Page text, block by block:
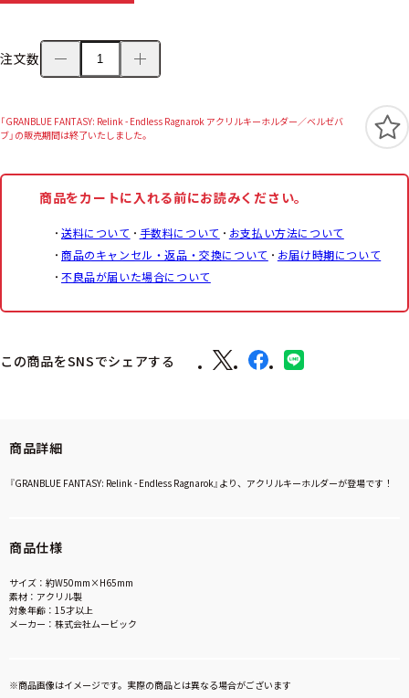
注文数
「GRANBLUE FANTASY: Relink - Endless Ragnarok アクリルキーホルダー／ベルゼバ
ブ」の販売期間は終了いたしました。
商品をカートに入れる前にお読みください。
送料について 手数料について
お支払い方法について
商品のキャンセル・返品・交換について
お届け時期について
不良品が届いた場合について
この商品をSNSでシェアする
商品詳細
『GRANBLUE FANTASY: Relink - Endless Ragnarok』より、アクリルキーホルダーが登場です！
商品仕様
サイズ：約W50mm×H65mm
素材：アクリル製
対象年齢：15才以上
メーカー：株式会社ムービック
※商品画像はイメージです。実際の商品とは異なる場合がございます